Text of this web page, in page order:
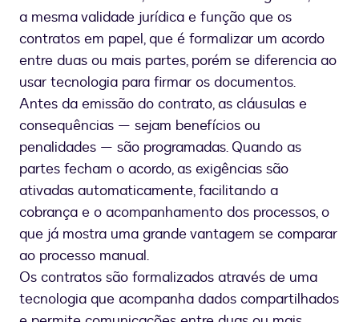
a mesma validade jurídica e função que os
contratos em papel, que é formalizar um acordo
entre duas ou mais partes, porém se diferencia ao
usar tecnologia para firmar os documentos.
Antes da emissão do contrato, as cláusulas e
consequências — sejam benefícios ou
penalidades — são programadas. Quando as
partes fecham o acordo, as exigências são
ativadas automaticamente, facilitando a
cobrança e o acompanhamento dos processos, o
que já mostra uma grande vantagem se comparar
ao processo manual.
Os contratos são formalizados através de uma
tecnologia que acompanha dados compartilhados